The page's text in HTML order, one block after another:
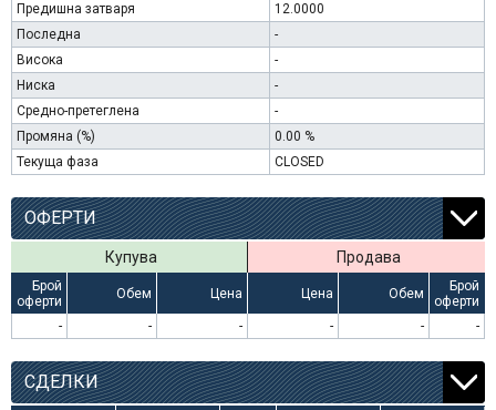
Предишна затваря
12.0000
Последна
-
Висока
-
Ниска
-
Средно-претеглена
-
Промяна (%)
0.00 %
Текуща фаза
CLOSED
ОФЕРТИ
Купува Продава
Брой
оферти
Обем Цена Цена Обем
Брой
оферти
-
- - - - -
СДЕЛКИ